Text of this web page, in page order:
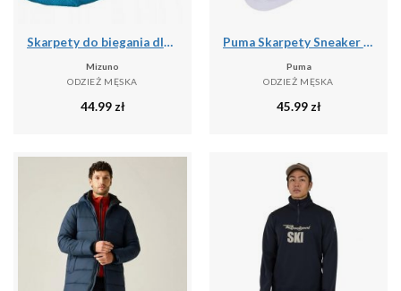
Skarpety do biegania dla dorosłych Mizuno DryLite Race Mid
Mizuno
ODZIEŻ MĘSKA
44.99 zł
Puma Skarpety Sneaker 93531502
Puma
ODZIEŻ MĘSKA
45.99 zł